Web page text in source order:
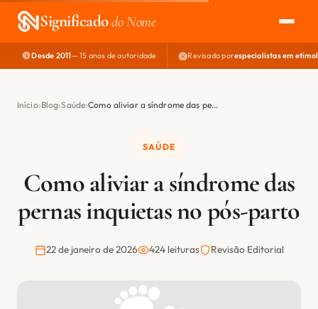
Significadodo Nome
EXPLORAR
NOME PERFEITO
Desde 2011— 15 anos de autoridade Revisado porespecialistas em
Início Blog Saúde Como aliviar a síndrome das pe...
SAÚDE
Como aliviar a síndrome das
pernas inquietas no pós-parto
22 de janeiro de 2026 424 leituras Revisão Editorial